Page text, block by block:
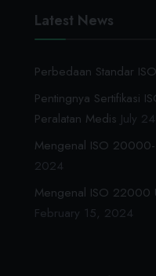
Latest News
Perbedaan Standar
Pentingnya Sertifikasi
Peralatan Medis July
Mengenal ISO 20000-
2024
Mengenal ISO 22000
February 15, 2024